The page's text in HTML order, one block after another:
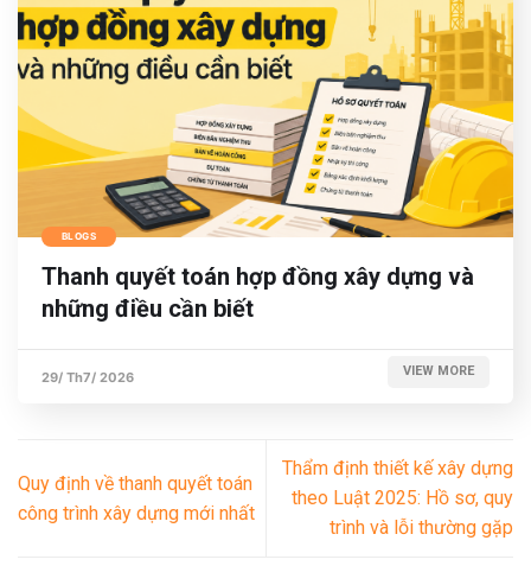
BLOGS
Thanh quyết toán hợp đồng xây dựng và
những điều cần biết
29/ Th7/ 2026 VIEW MORE
Quy định về thanh quyết toán
công trình xây dựng mới nhất
Thẩm định thiết kế xây dựng
theo Luật 2025: Hồ sơ, quy
trình và lỗi thường gặp